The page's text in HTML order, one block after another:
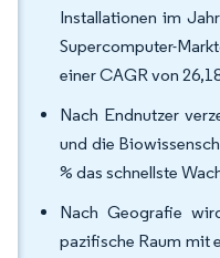
Installationen im
Supercomputer-
einer CAGR von
Nach Endnutzer
und die
% das schnellste
Nach Geografie
pazifische Raum mit